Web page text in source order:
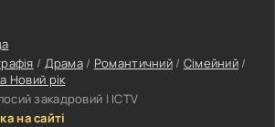
і провести чудові дні в компанії
провінція, до якої вони
не змінилася. Та й час тут тече
місцеве населення вважає, що всі
/ Драма / Романтичний/ Сімейний /
Новий рік
закадровий | ICTV
на сайті